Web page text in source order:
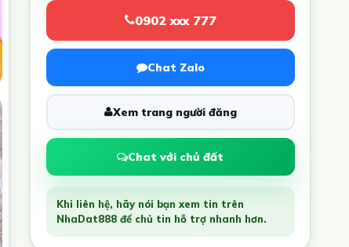
0902 xxx 777
Chat Zalo
Xem trang người đăng
Chat với chủ đất
Khi liên hệ, hãy nói bạn xem tin trên
NhaDat888 để chủ tin hỗ trợ nhanh hơn.